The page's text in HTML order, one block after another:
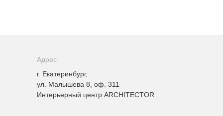
Адрес
г. Екатеринбург,
ул. Малышева 8, оф. 311
Интерьерный центр ARCHITECTOR